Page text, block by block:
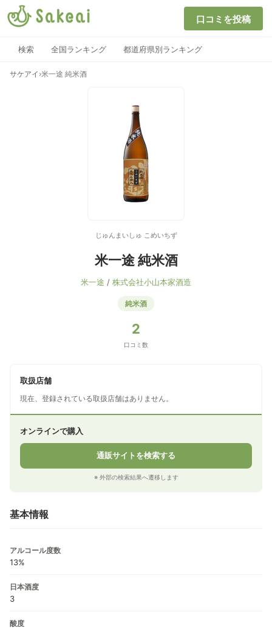
口コミを投稿
検索 全国ランキング 都道府県別ランキング
サケアイ ›米一途 純米酒
じゅんまいしゅ こめいちず
米一途 純米酒
米一途 / 株式会社小山本家酒造
純米酒
2
口コミ数
取扱店舗
現在、登録されている取扱店舗はありません。
オンラインで購入
通販サイトを検索する
※ 外部の検索結果へ遷移します
基本情報
アルコール度数
13%
日本酒度
3
酸度